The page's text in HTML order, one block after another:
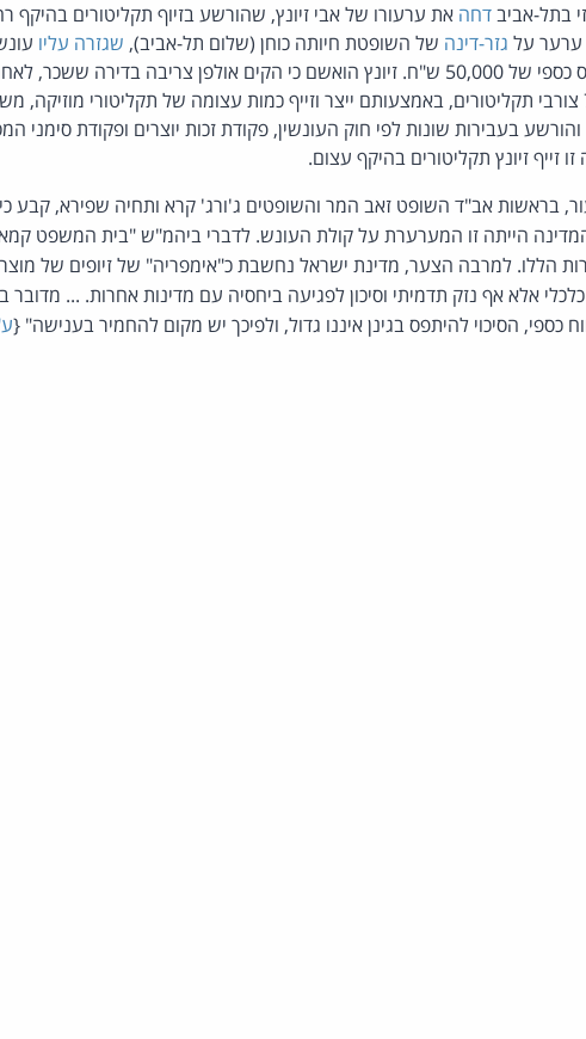
בתל-אביבדחה
ערער על גזר-דינה של השופטת חיותה כוחן (שלום תל-אביב), שגזרה עליו
צריבה המכילים 74 צורבי תקליטורים, באמצעותם ייצר וזייף כמות עצומה של תקליטורי
והורשע בעבירות שונות לפי חוק העונשין, פקודת זכות יוצרים ופקודת סימני
זייף זיונץ תקליטורים בהיקף עצום.
בראשות אב"ד השופט זאב המר והשופטים ג'ורג' קרא ותחיה שפירא, קבע
הייתה זו המערערת על קולת העונש. לדברי ביהמ"ש "בית המשפט
הללו. למרבה הצער, מדינת ישראל נחשבת כ"אימפריה" של זיופים של
אלא אף נזק תדמיתי וסיכון לפגיעה ביחסיה עם מדינות אחרות. ... מדובר
כספי, הסיכוי להיתפס בגינן איננו גדול, ולפיכך יש מקום להחמיר בענישה" {